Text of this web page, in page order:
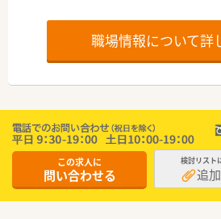
職場情報について詳
この求人に
問い合わせる
検討リスト
追加